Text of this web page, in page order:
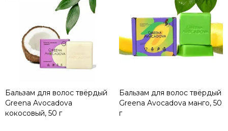
Бальзам для волос твёрдый
Greena Avocadova
кокосовый, 50 г
Бальзам для волос твёрдый
Greena Avocadova манго, 50
г